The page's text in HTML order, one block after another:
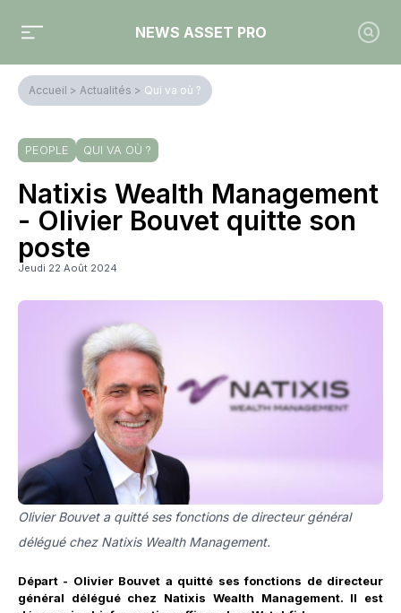
NEWS ASSET PRO
Accueil > Actualités > Qui va où ?
PEOPLE QUI VA OÙ ?
Natixis Wealth Management
- Olivier Bouvet quitte son
poste
Jeudi 22 Août 2024
Olivier Bouvet a quitté ses fonctions de directeur général
délégué chez Natixis Wealth Management.
Départ - Olivier Bouvet a quitté ses fonctions de directeur
général délégué chez Natixis Wealth Management. Il est